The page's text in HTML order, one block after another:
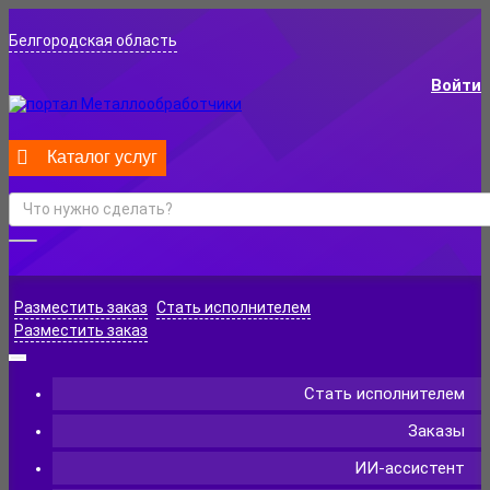
Белгородская область
Войти
Каталог услуг
Разместить заказ Стать исполнителем
Разместить заказ
Стать исполнителем
Заказы
ИИ-ассистент